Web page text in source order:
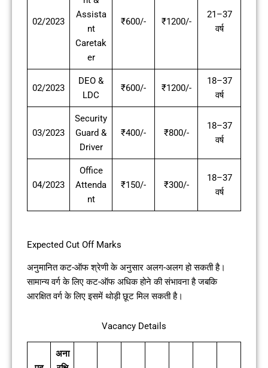
02/2023
Assista
nt
Caretak
er
₹600/- ₹1200/-
21–37
वर्ष
02/2023
DEO &
LDC
₹600/- ₹1200/-
18–37
वर्ष
03/2023
Security
Guard &
Driver
₹400/- ₹800/-
18–37
वर्ष
04/2023
Office
Attenda
nt
₹150/- ₹300/-
18–37
वर्ष
Expected Cut Off Marks
अनुमानित कट-ऑफ श्रेणी के अनुसार अलग-अलग हो सकती है।
सामान्य वर्ग के लिए कट-ऑफ अधिक होने की संभावना है जबकि
आरक्षित वर्ग के लिए इसमें थोड़ी छूट मिल सकती है।
Vacancy Details
अना